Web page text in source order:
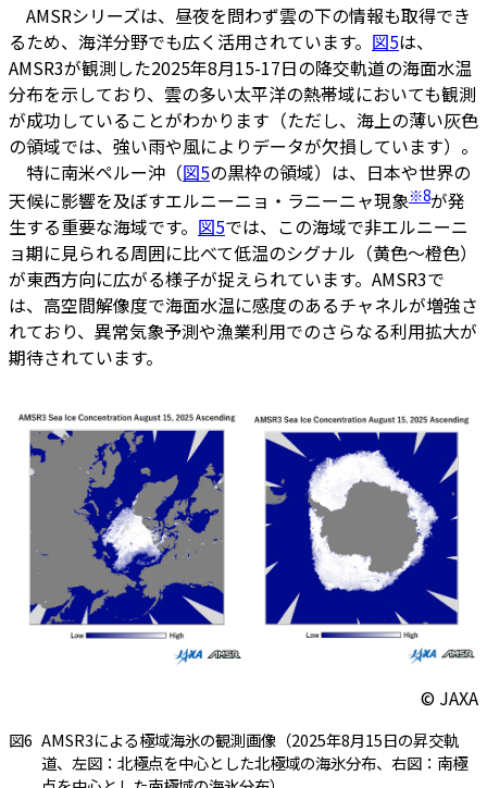
AMSRシリーズは、昼夜を問わず雲の下の情報も取得でき
るため、海洋分野でも広く活用されています。 図5は、
AMSR3が観測した2025年8月15-17日の降交軌道の海面水温
分布を示しており、雲の多い太平洋の熱帯域においても観測
が成功していることがわかります（ただし、海上の薄い灰色
の領域では、強い雨や風によりデータが欠損しています）。
特に南米ペルー沖（図5の黒枠の領域）は、日本や世界の
天候に影響を及ぼすエルニーニョ・ラニーニャ現象※8が発
生する重要な海域です。 図5では、この海域で非エルニーニ
ョ期に見られる周囲に比べて低温のシグナル（黄色～橙色）
が東西方向に広がる様子が捉えられています。AMSR3で
は、高空間解像度で海面水温に感度のあるチャネルが増強さ
れており、異常気象予測や漁業利用でのさらなる利用拡大が
期待されています。
© JAXA
図6 AMSR3による極域海氷の観測画像（2025年8月15日の昇交軌
道、左図：北極点を中心とした北極域の海氷分布、右図：南極